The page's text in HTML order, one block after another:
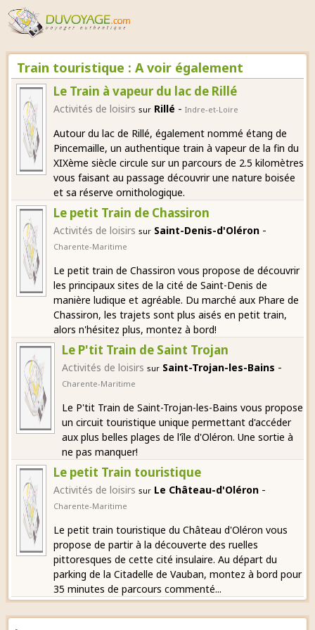
Train touristique : A voir également
Le Train à vapeur du lac de Rillé
Activités de loisirs sur Rillé - Indre-et-Loire
Autour du lac de Rillé, également nommé étang de
Pincemaille, un authentique train à vapeur de la fin du
XIXème siècle circule sur un parcours de 2.5 kilomètres
vous faisant au passage découvrir une nature boisée
et sa réserve ornithologique.
Le petit Train de Chassiron
Activités de loisirs sur Saint-Denis-d'Oléron -
Charente-Maritime
Le petit train de Chassiron vous propose de découvrir
les principaux sites de la cité de Saint-Denis de
manière ludique et agréable. Du marché aux Phare de
Chassiron, les trajets sont plus aisés en petit train,
alors n'hésitez plus, montez à bord!
Le P'tit Train de Saint Trojan
Activités de loisirs sur Saint-Trojan-les-Bains -
Charente-Maritime
Le P'tit Train de Saint-Trojan-les-Bains vous propose
un circuit touristique unique permettant d'accéder
aux plus belles plages de l'île d'Oléron. Une sortie à
ne pas manquer!
Le petit Train touristique
Activités de loisirs sur Le Château-d'Oléron -
Charente-Maritime
Le petit train touristique du Château d'Oléron vous
propose de partir à la découverte des ruelles
pittoresques de cette cité insulaire. Au départ du
parking de la Citadelle de Vauban, montez à bord pour
35 minutes de parcours commenté...